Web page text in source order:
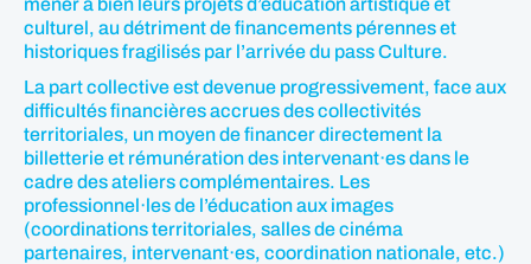
mener à bien leurs projets d’éducation artistique et
culturel, au détriment de financements pérennes et
historiques fragilisés par l’arrivée du pass Culture.
La part collective est devenue progressivement, face aux
difficultés financières accrues des collectivités
territoriales, un moyen de financer directement la
billetterie et rémunération des intervenant·es dans le
cadre des ateliers complémentaires. Les
professionnel·les de l’éducation aux images
(coordinations territoriales, salles de cinéma
partenaires, intervenant·es, coordination nationale, etc.)